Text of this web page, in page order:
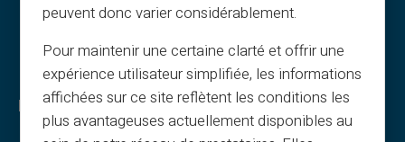
Legal & termos Vantagens Veritas
peuvent donc varier considérablement.
Pour maintenir une certaine clarté et offrir une
expérience utilisateur simplifiée, les informations
affichées sur ce site reflètent les conditions les
plus avantageuses actuellement disponibles au